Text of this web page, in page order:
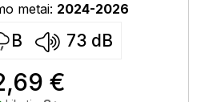
metai: 2024-2026
B 73 dB
€